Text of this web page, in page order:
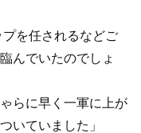
を任されるなどご
んでいたのでしょ
らに早く一軍に上が
いていました」